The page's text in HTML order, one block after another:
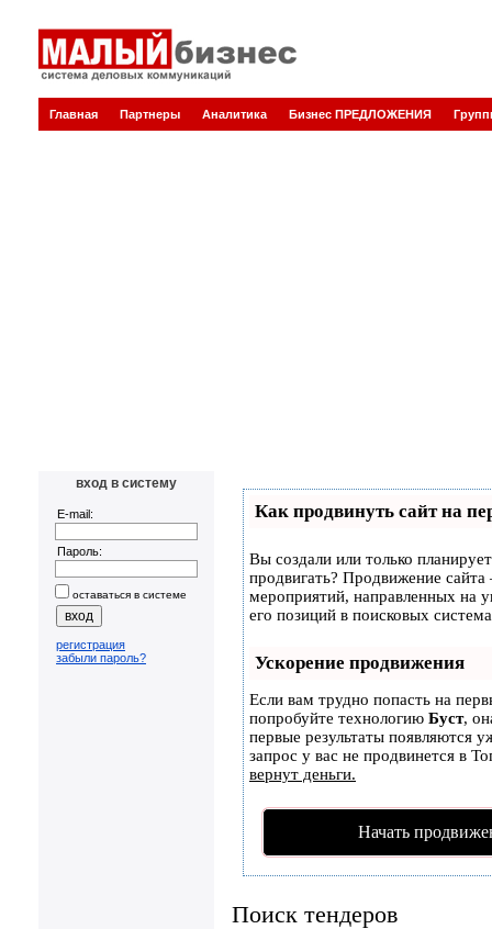
Главная Партнеры Аналитика Бизнес ПРЕДЛОЖЕНИЯ
вход в систему
E-mail:
Пароль:
оставаться в системе
регистрация
забыли пароль?
Как продвинуть сайт на
Вы создали или только
продвигать? Продвижение
мероприятий, направленных на
его позиций в поисковых
Ускорение продвижения
Если вам трудно попасть на
попробуйте технологию Буст,
первые результаты появляются
запрос у вас не продвинется в
вернут деньги.
Начать
Поиск тендеров